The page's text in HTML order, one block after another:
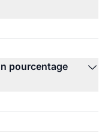
pourcentage